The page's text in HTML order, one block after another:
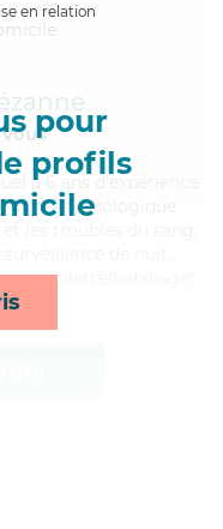
en relation
pour
profils
a 6 ans d'expérience
Psychologique
et toilette/habillage*